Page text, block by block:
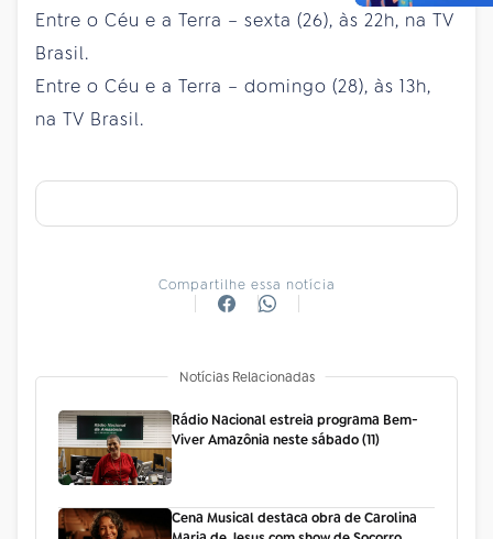
Entre o Céu e a Terra – sexta (26), às 22h, na TV
Brasil.
Entre o Céu e a Terra – domingo (28), às 13h,
na TV Brasil.
Compartilhe essa notícia
Notícias Relacionadas
Rádio Nacional estreia programa Bem-
Viver Amazônia neste sábado (11)
Cena Musical destaca obra de Carolina